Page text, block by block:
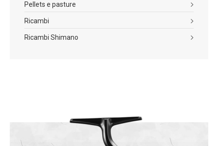
Pellets e pasture
Ricambi
Ricambi Shimano